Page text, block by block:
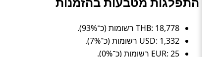
THB: 18,778 רשומות (כ־93%).
USD: 1,332 רשומות (כ־7%).
EUR: 25 רשומות (כ־0%).